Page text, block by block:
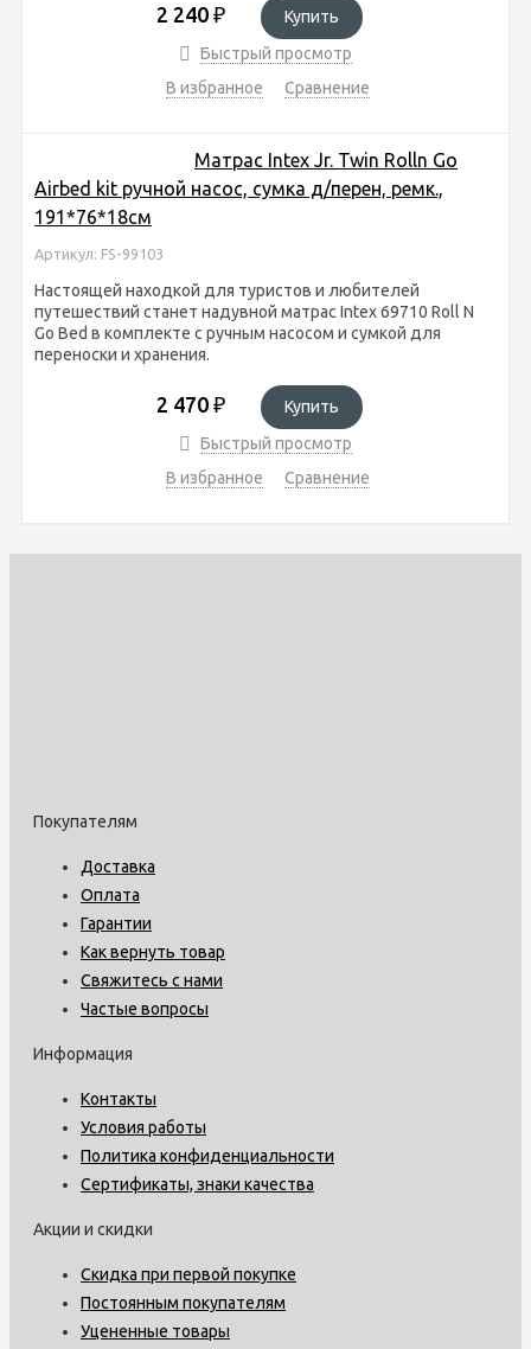
2 240 ₽
Купить
Быстрый просмотр
В избранное
Сравнение
Матрас Intex Jr. Twin Rolln Go
Airbed kit ручной насос, сумка д/перен, ремк.,
191*76*18см
Артикул: FS-99103
Настоящей находкой для туристов и любителей
путешествий станет надувной матрас Intex 69710 Roll N
Go Bed в комплекте с ручным насосом и сумкой для
переноски и хранения.
2 470 ₽
Купить
Быстрый просмотр
В избранное
Сравнение
Покупателям
Доставка
Оплата
Гарантии
Как вернуть товар
Свяжитесь с нами
Частые вопросы
Информация
Контакты
Условия работы
Политика конфиденциальности
Сертификаты, знаки качества
Акции и скидки
Скидка при первой покупке
Постоянным покупателям
Уцененные товары